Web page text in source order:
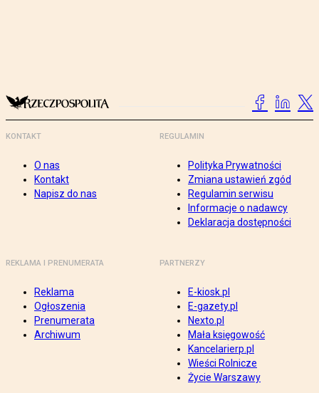
KONTAKT
O nas
Kontakt
Napisz do nas
REGULAMIN
Polityka Prywatności
Zmiana ustawień zgód
Regulamin serwisu
Informacje o nadawcy
Deklaracja dostępności
REKLAMA I PRENUMERATA
Reklama
Ogłoszenia
Prenumerata
Archiwum
PARTNERZY
E-kiosk.pl
E-gazety.pl
Nexto.pl
Mała księgowość
Kancelarierp.pl
Wieści Rolnicze
Życie Warszawy